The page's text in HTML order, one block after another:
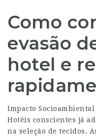
Como
evasão
hotel e
Impacto Socioambiental
Hotéis conscientes já
na seleção de tecidos.